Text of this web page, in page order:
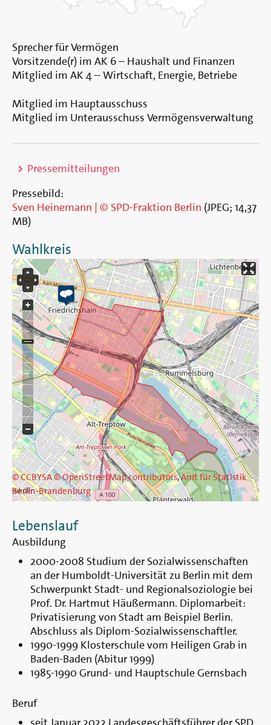
Sprecher für Vermögen
Vorsitzende(r) im AK 6 – Haushalt und Finanzen
Mitglied im AK 4 – Wirtschaft, Energie, Betriebe
Mitglied im Hauptausschuss
Mitglied im Unterausschuss Vermögensverwaltung
>
Pressemitteilungen
Pressebild:
Sven Heinemann | © SPD-Fraktion Berlin (JPEG; 14,37
MB)
Wahlkreis
© CCBYSA© OpenStreetMap contributors,Amt für Statistik
Berlin-Brandenburg
Lebenslauf
Ausbildung
2000-2008 Studium der Sozialwissenschaften
an der Humboldt-Universität zu Berlin mit dem
Schwerpunkt Stadt- und Regionalsoziologie bei
Prof. Dr. Hartmut Häußermann. Diplomarbeit:
Privatisierung von Stadt am Beispiel Berlin.
Abschluss als Diplom-Sozialwissenschaftler.
1990-1999 Klosterschule vom Heiligen Grab in
Baden-Baden (Abitur 1999)
1985-1990 Grund- und Hauptschule Gernsbach
Beruf